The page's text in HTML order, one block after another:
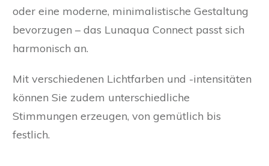
oder eine moderne, minimalistische Gestaltung
bevorzugen – das Lunaqua Connect passt sich
harmonisch an.
Mit verschiedenen Lichtfarben und -intensitäten
können Sie zudem unterschiedliche
Stimmungen erzeugen, von gemütlich bis
festlich.